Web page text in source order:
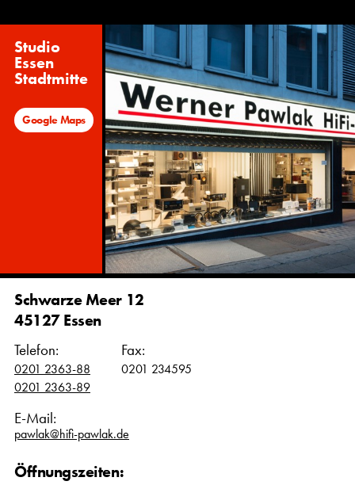
Studio
Essen
Stadtmitte
Google Maps
Schwarze Meer 12
45127 Essen
Telefon:
0201 2363-88
0201 2363-89
Fax:
0201 234595
E-Mail:
pawlak@hifi-pawlak.de
Öffnungszeiten: